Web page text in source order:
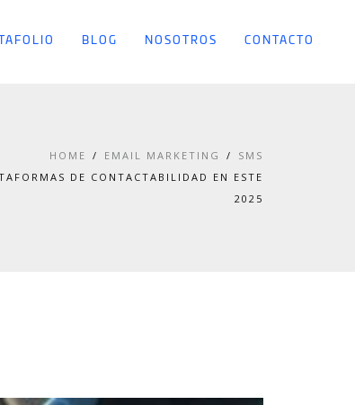
BLOG NOSOTROS CONTACTO
HOME EMAIL MARKETING
SMS
DE CONTACTABILIDAD EN ESTE
2025